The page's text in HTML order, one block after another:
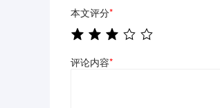
本文评分*
评论内容*